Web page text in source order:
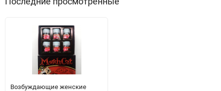
Возбуждающие женские